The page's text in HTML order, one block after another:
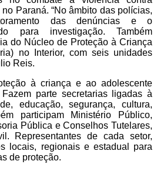
Paraná. “No âmbito das polícias,
das denúncias e o
para investigação. Também
do Núcleo de Proteção à Criança
no Interior, com seis unidades
Reis.
à criança e ao adolescente
parte secretarias ligadas à
educação, segurança, cultura,
participam Ministério Público,
Pública e Conselhos Tutelares,
Representantes de cada setor,
locais, regionais e estadual para
de proteção.